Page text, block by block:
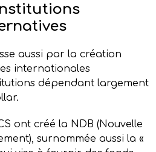
nstitutions
aussi par la création
internationales
dépendant largement
ont créé la NDB (Nouvelle
surnommée aussi la «